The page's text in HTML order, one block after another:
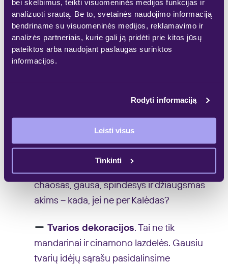
bei skelbimus, teikti visuomeninės medijos funkcijas ir
analizuoti srautą. Be to, svetainės naudojimo informaciją
bendriname su visuomeninės medijos, reklamavimo ir
analizės partneriais, kurie gali ją pridėti prie kitos jūsų
pateiktos arba naudojant paslaugas surinktos
informacijos.
Rodyti informaciją
Leisti visus
Tinkinti
padabintas jų duris. Suteikite šventinio
džiaugsmo aplinkinių akims, puošdami ne
tik namų vidų, bet ir jų išorę. Šventinis
džiaugsmas jus pasitiks dar neįžengus į
namus.
galime. Nostalgiškas spalvų ir formų
chaosas, gausa, spindesys ir džiaugsmas
akims – kada, jei ne per Kalėdas?
Tvarios dekoracijos. Tai ne tik
mandarinai ir cinamono lazdelės. Gausiu
tvarių idėjų sąrašu pasidalinsime